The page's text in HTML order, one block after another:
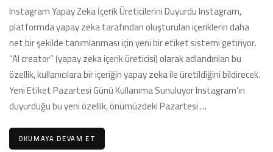
Yapay
Zeka
İçerik
Etiketleme
Sistemini
Duyurdu
için
Instagram Yapay Zeka İçerik Üreticilerini Duyurdu Instagram,
platformda yapay zeka tarafından oluşturulan içeriklerin daha
net bir şekilde tanımlanması için yeni bir etiket sistemi getiriyor.
“AI creator” (yapay zeka içerik üreticisi) olarak adlandırılan bu
özellik, kullanıcılara bir içeriğin yapay zeka ile üretildiğini bildirecek.
Yeni Etiket Pazartesi Günü Kullanıma Sunuluyor Instagram’ın
duyurduğu bu yeni özellik, önümüzdeki Pazartesi …
OKUMAYA DEVAM ET